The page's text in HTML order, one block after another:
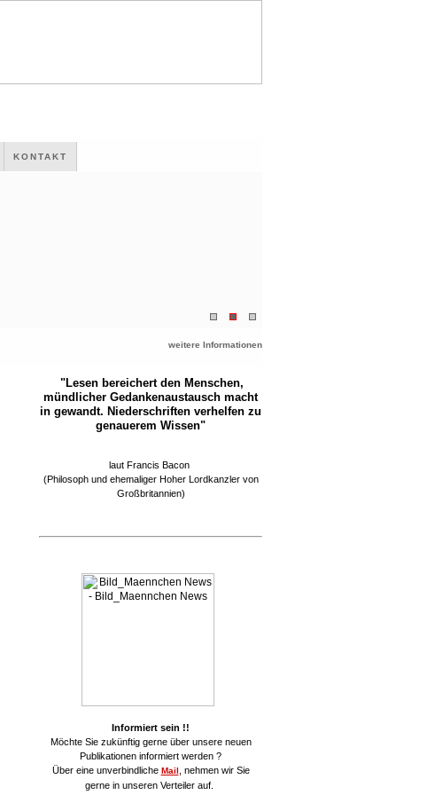
KONTAKT
weitere Informationen
"Lesen bereichert den Menschen,
mündlicher Gedankenaustausch macht
in gewandt. Niederschriften verhelfen zu
genauerem Wissen"
laut Francis Bacon
(Philosoph und ehemaliger Hoher Lordkanzler von
Großbritannien)
Informiert sein !!
Möchte Sie zukünftig gerne über unsere neuen
Publikationen informiert werden ?
Über eine unverbindliche Mail , nehmen wir Sie
gerne in unseren Verteiler auf.